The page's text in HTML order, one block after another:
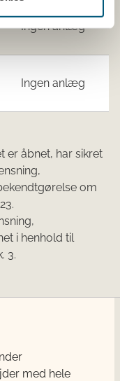
Ingen anlæg
Ingen anlæg
er åbnet, har sikret
om
i henhold til
3​.
med hele